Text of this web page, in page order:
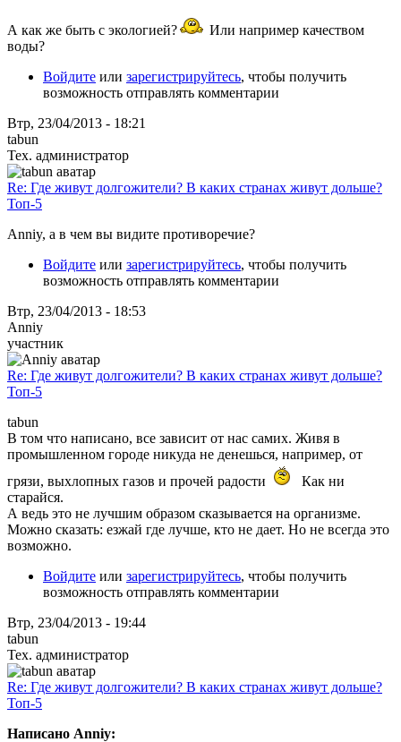
А как же быть с экологией?
Или например качеством
воды?
Войдите или зарегистрируйтесь, чтобы получить
возможность отправлять комментарии
Втр, 23/04/2013 - 18:21
tabun
Тех. администратор
Re: Где живут долгожители? В каких странах живут дольше?
Топ-5
Anniy, а в чем вы видите противоречие?
Войдите или зарегистрируйтесь, чтобы получить
возможность отправлять комментарии
Втр, 23/04/2013 - 18:53
Anniy
участник
Re: Где живут долгожители? В каких странах живут дольше?
Топ-5
tabun
В том что написано, все зависит от нас самих. Живя в
промышленном городе никуда не денешься, например, от
грязи, выхлопных газов и прочей радости
Как ни
старайся.
А ведь это не лучшим образом сказывается на организме.
Можно сказать: езжай где лучше, кто не дает. Но не всегда это
возможно.
Войдите или зарегистрируйтесь, чтобы получить
возможность отправлять комментарии
Втр, 23/04/2013 - 19:44
tabun
Тех. администратор
Re: Где живут долгожители? В каких странах живут дольше?
Топ-5
Написано Anniy: